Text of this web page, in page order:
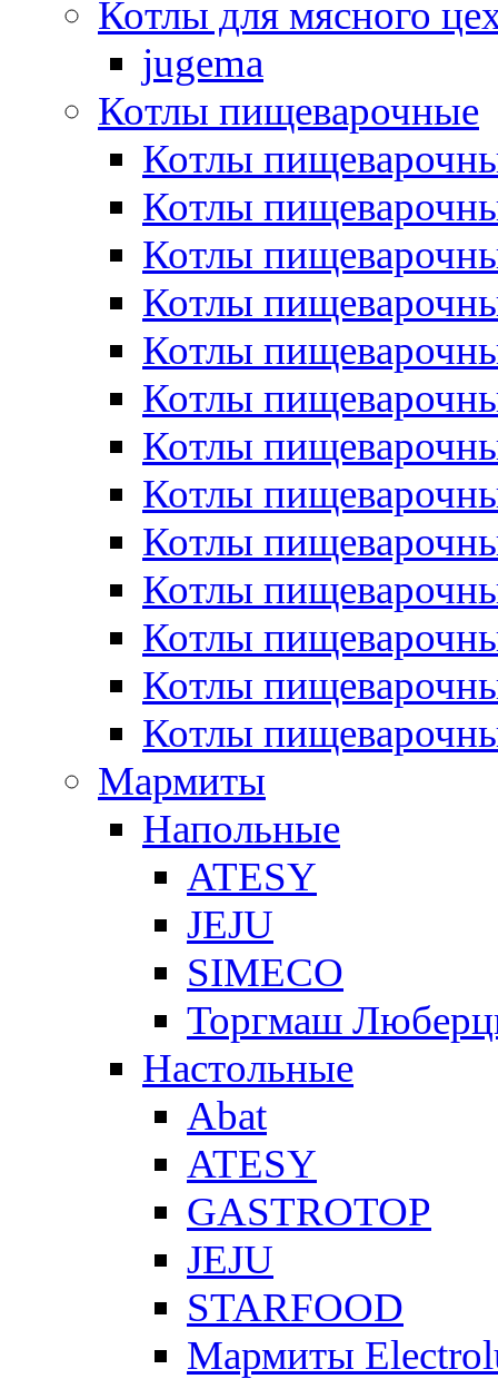
Котлы для мясного
jugema
Котлы пищеварочные
Котлы
Котлы
Котлы
Котлы
Котлы
Котлы
Котлы
Котлы
Котлы
Котлы
Котлы
Котлы
Котлы
Мармиты
Напольные
ATESY
JEJU
SIMECO
Торгмаш
Настольные
Abat
ATESY
GASTROTOP
JEJU
STARFOOD
Мармиты